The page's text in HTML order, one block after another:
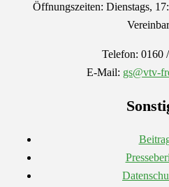
Öffnungszeiten: Dienstags,
Telefon: 0160
E-Mail: gs@vtv-